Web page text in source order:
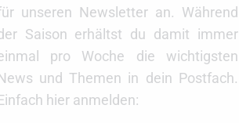
unseren Newsletter an. Während
Saison erhältst du damit immer
pro Woche die wichtigsten
und Themen in dein Postfach.
hier anmelden: